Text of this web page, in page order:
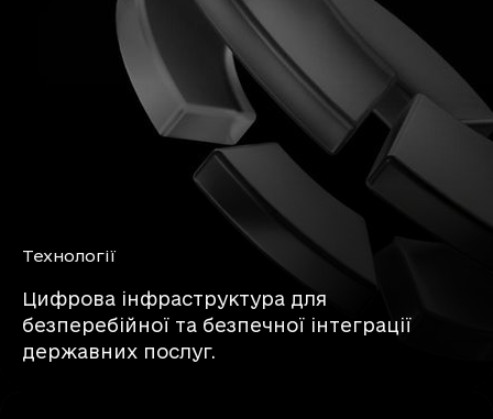
Технології
Цифрова інфраструктура для
безперебійної та безпечної інтеграції
державних послуг.